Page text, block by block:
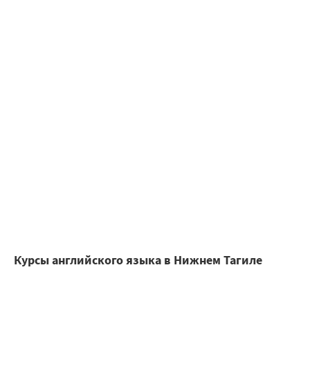
Курсы английского языка в Нижнем Тагиле